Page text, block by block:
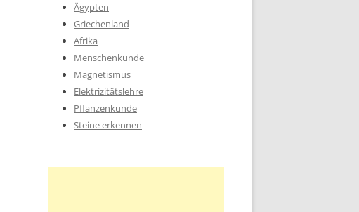
Ägypten
Griechenland
Afrika
Menschenkunde
Magnetismus
Elektrizitätslehre
Pflanzenkunde
Steine erkennen